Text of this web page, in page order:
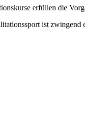
erfüllen die
ist zwingend